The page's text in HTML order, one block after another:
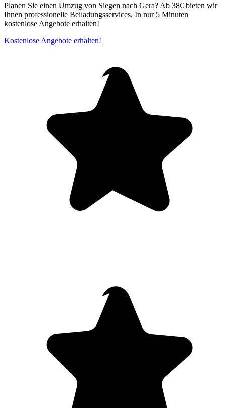
Planen Sie einen Umzug von Siegen nach Gera? Ab 38€ bieten wir
Ihnen professionelle Beiladungsservices. In nur 5 Minuten
kostenlose Angebote erhalten!
Kostenlose Angebote erhalten!